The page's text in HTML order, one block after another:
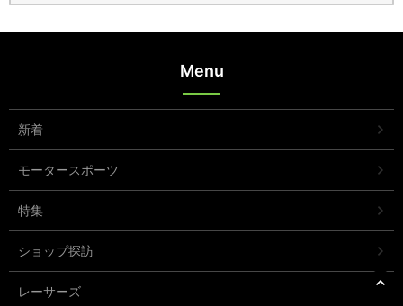
Menu
新着
モータースポーツ
特集
ショップ探訪
レーサーズ